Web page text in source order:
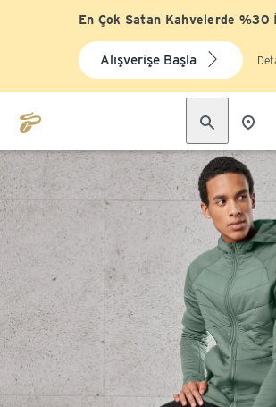
En Çok Satan Kahvelerde %30
Alışverişe Başla